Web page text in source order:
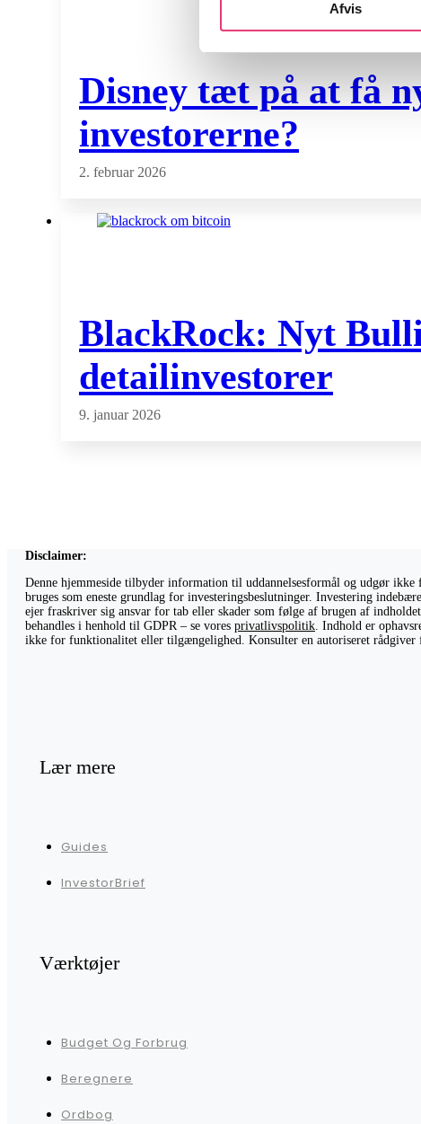
Afvis
Disney tæt på at få
investorerne?
2. februar 2026
BlackRock: Nyt
detailinvestorer
9. januar 2026
Disclaimer:
Denne hjemmeside tilbyder information til uddannelsesformål og udgør
bruges som eneste grundlag for investeringsbeslutninger. Investering
ejer fraskriver sig ansvar for tab eller skader som følge af brugen af
behandles i henhold til GDPR – se vores privatlivspolitik. Indhold er
ikke for funktionalitet eller tilgængelighed. Konsulter en autoriseret rådgiver
Lær mere
Guides
InvestorBrief
Værktøjer
Budget Og Forbrug
Beregnere
Ordbog